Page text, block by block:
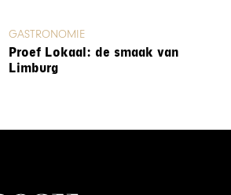
GASTRONOMIE
Proef Lokaal: de smaak van
Limburg